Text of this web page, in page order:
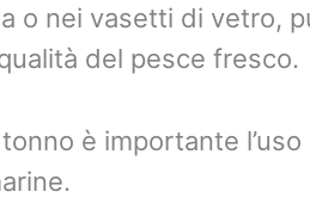
o nei vasetti di vetro,
del pesce fresco.
è importante